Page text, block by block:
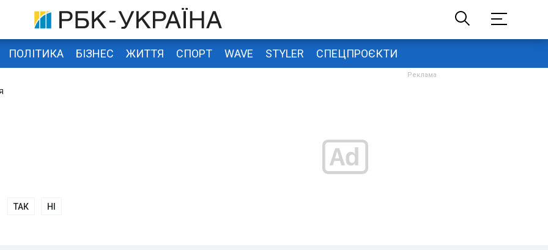
ПОЛІТИКА БІЗНЕС ЖИТТЯ СПОРТ WAVE STYLER СПЕЦПРОЄКТИ
ТАК НІ